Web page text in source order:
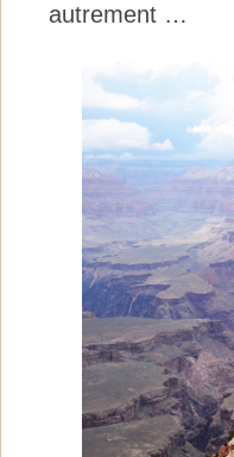
autrement …